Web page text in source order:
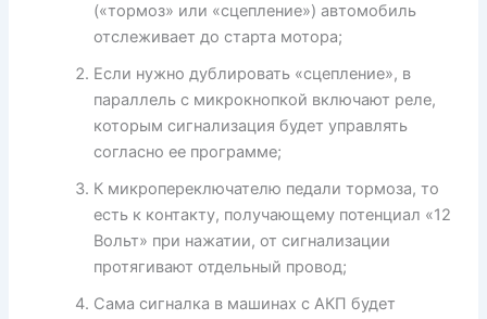
(«тормоз» или «сцепление») автомобиль
отслеживает до старта мотора;
Если нужно дублировать «сцепление», в
параллель с микрокнопкой включают реле,
которым сигнализация будет управлять
согласно ее программе;
К микропереключателю педали тормоза, то
есть к контакту, получающему потенциал «12
Вольт» при нажатии, от сигнализации
протягивают отдельный провод;
Сама сигналка в машинах с АКП будет